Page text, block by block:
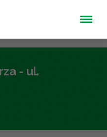
- ul.